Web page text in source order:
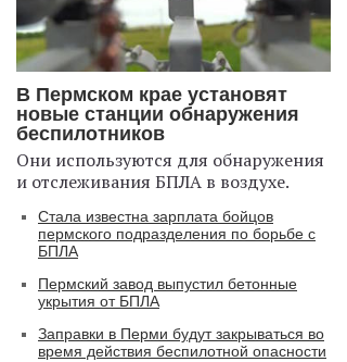
В Пермском крае установят
новые станции обнаружения
беспилотников
Они используются для обнаружения
и отслеживания БПЛА в воздухе.
Стала известна зарплата бойцов
пермского подразделения по борьбе с
БПЛА
Пермский завод выпустил бетонные
укрытия от БПЛА
Заправки в Перми будут закрываться во
время действия беспилотной опасности